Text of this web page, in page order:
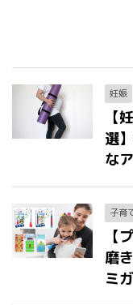
妊娠
【
選
な
子育
【
磨
ミ